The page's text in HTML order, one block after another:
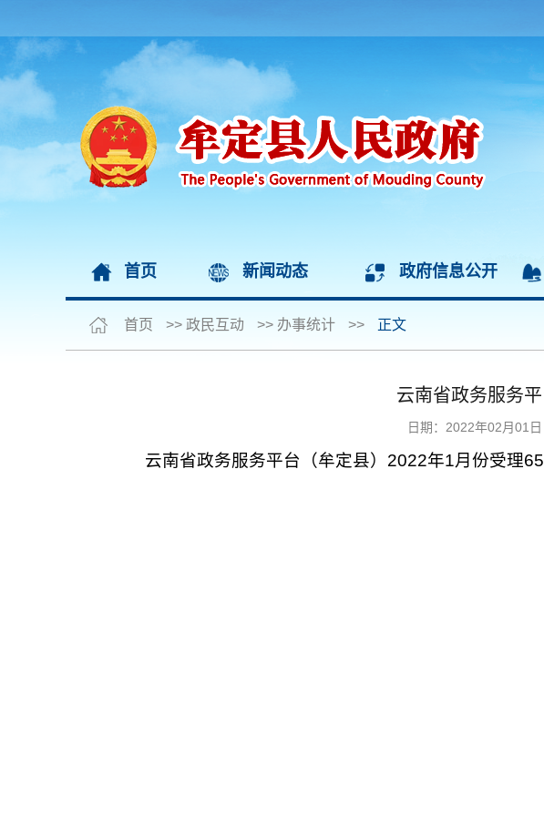
首页 新闻动态 政府信息公开
首页 >> 政民互动 >> 办事统计 >> 正文
云南省政务服务
日期：2022年02月01
云南省政务服务平台（牟定县）2022年1月份受理